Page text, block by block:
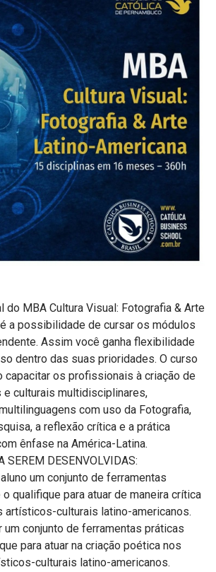
do MBA Cultura Visual: Fotografia & Arte
a possibilidade de cursar os módulos
Assim você ganha flexibilidade
dentro das suas prioridades. O curso
capacitar os profissionais à criação de
culturais multidisciplinares,
com uso da Fotografia,
a reflexão crítica e a prática
ênfase na América-Latina.
SEREM DESENVOLVIDAS:
um conjunto de ferramentas
qualifique para atuar de maneira crítica
artísticos-culturais latino-americanos.
um conjunto de ferramentas práticas
para atuar na criação poética nos
culturais latino-americanos.